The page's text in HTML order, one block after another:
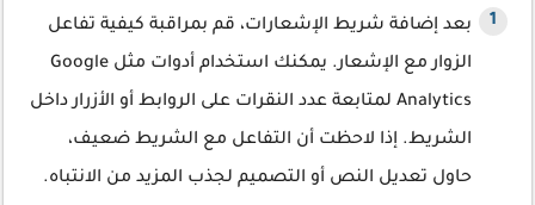
بعد إضافة شريط الإشعارات، قم بمراقبة كيفية تفاعل
الزوار مع الإشعار. يمكنك استخدام أدوات مثل Google
Analytics لمتابعة عدد النقرات على الروابط أو الأزرار داخل
الشريط. إذا لاحظت أن التفاعل مع الشريط ضعيف،
حاول تعديل النص أو التصميم لجذب المزيد من الانتباه.